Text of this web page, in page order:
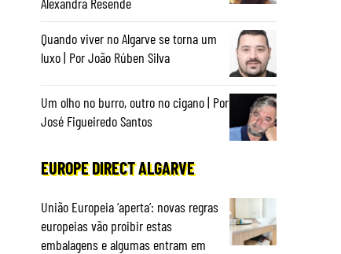
Quando viver no Algarve se torna um
luxo | Por João Rúben Silva
Um olho no burro, outro no cigano | Por
José Figueiredo Santos
EUROPE DIRECT ALGARVE
União Europeia ‘aperta’: novas regras
europeias vão proibir estas
embalagens e algumas entram em